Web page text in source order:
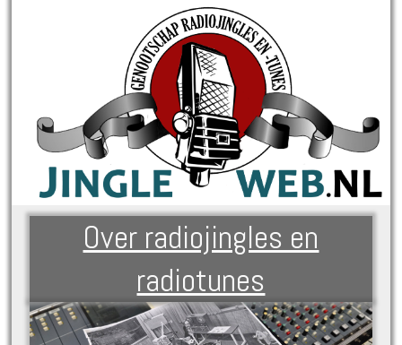
Over radiojingles en
radiotunes